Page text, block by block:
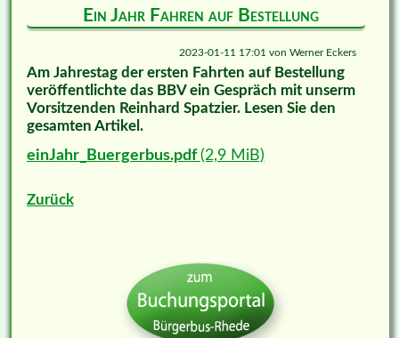
Ein Jahr Fahren auf Bestellung
2023-01-11 17:01 vonWerner Eckers
Am Jahrestag der ersten Fahrten auf Bestellung
veröffentlichte das BBV ein Gespräch mit unserm
Vorsitzenden Reinhard Spatzier. Lesen Sie den
gesamten Artikel.
einJahr_Buergerbus.pdf(2,9 MiB)
Zurück